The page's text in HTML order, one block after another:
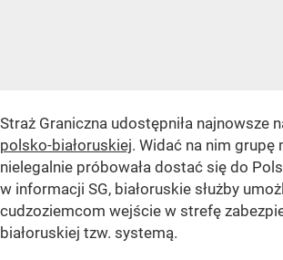
Straż Graniczna udostępniła najnowsze
polsko-białoruskiej. Widać na nim
nielegalnie próbowała dostać się do
w informacji SG, białoruskie służby
cudzoziemcom wejście w strefę
białoruskiej tzw. systemą.